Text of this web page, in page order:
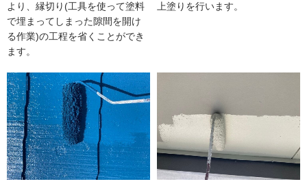
より、縁切り(工具を使って塗料
で埋まってしまった隙間を開け
る作業)の工程を省くことができ
ます。
上塗りを行います。